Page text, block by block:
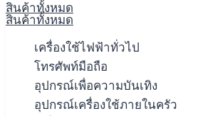
สินค้าทั้งหมด
สินค้าทั้งหมด
เครื่องใช้ไฟฟ้าทั่วไป
โทรศัพท์มือถือ
อุปกรณ์เพื่อความบันเทิง
อุปกรณ์เครื่องใช้ภายในครัว